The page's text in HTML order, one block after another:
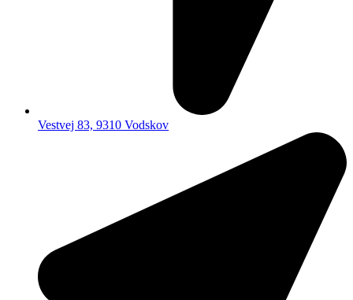
Vestvej 83, 9310 Vodskov